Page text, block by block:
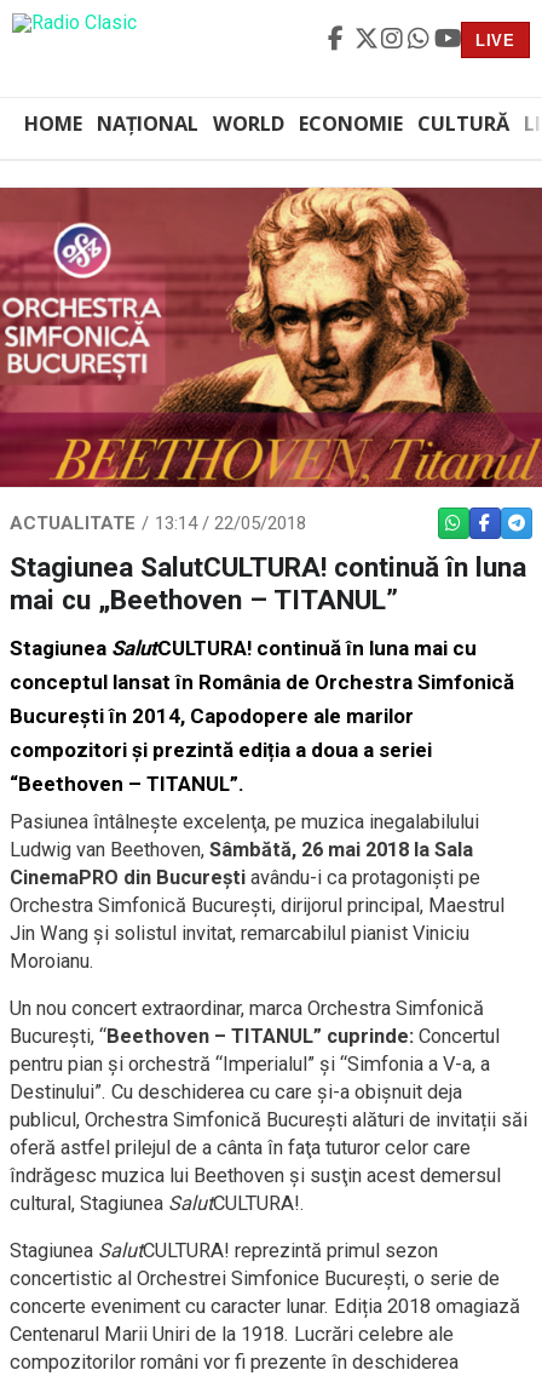
LIVE
HOME NAȚIONAL WORLD ECONOMIE CULTURĂ
ACTUALITATE 13:14 / 22/05/2018 WHATSAPP
Stagiunea SalutCULTURA! continuă în luna
mai cu „Beethoven – TITANUL”
Stagiunea SalutCULTURA! continuă în luna mai cu
conceptul lansat în România de Orchestra Simfonică
Bucureştiîn 2014, Capodopere ale marilor
compozitori și prezintă ediția a doua a seriei
“Beethoven – TITANUL”.
Pasiunea întâlnește excelenţa, pe muzica inegalabilului
Ludwig van Beethoven, Sâmbătă, 26 mai 2018 la Sala
CinemaPRO din București avându-i ca protagonişti pe
Orchestra Simfonică București, dirijorul principal, Maestrul
Jin Wang și solistul invitat, remarcabilul pianist Viniciu
Moroianu.
Un nou concert extraordinar, marca Orchestra Simfonică
București, “Beethoven – TITANUL” cuprinde: Concertul
pentru pian și orchestră “Imperialul” și “Simfonia a V-a, a
Destinului”. Cu deschiderea cu care şi-a obişnuit deja
publicul, Orchestra Simfonică Bucureşti alături de invitații săi
oferă astfel prilejul de a cânta în faţa tuturor celor care
îndrăgesc muzica lui Beethoven şi susţin acest demersul
cultural, Stagiunea SalutCULTURA!.
Stagiunea SalutCULTURA! reprezintă primul sezon
concertistic al Orchestrei Simfonice București, o serie de
concerte eveniment cu caracter lunar. Ediția 2018 omagiază
Centenarul Marii Uniri de la 1918. Lucrări celebre ale
compozitorilor români vor fi prezente în deschiderea